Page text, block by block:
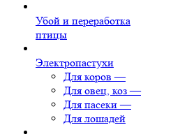
Убой и переработка
птицы
Электропастухи
Для коров —
Для овец, коз —
Для пасеки —
Для лошадей